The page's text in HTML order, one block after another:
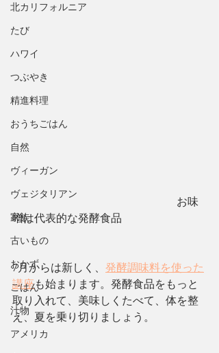
北カリフォルニア
たび
ハワイ
つぶやき
精進料理
おうちごはん
自然
ヴィーガン
ヴェジタリアン
家族
古いもの
おかず
ごはん
汁物
アメリカ
お味
噌は代表的な発酵食品
7月からは新しく、 発酵調味料を使った
講座も始まります。発酵食品をもっと
取り入れて、美味しくたべて、体を整
え、夏を乗り切りましょう。